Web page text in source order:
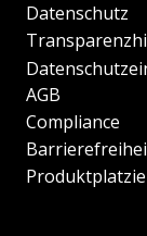
Datenschutz
AGB
Compliance